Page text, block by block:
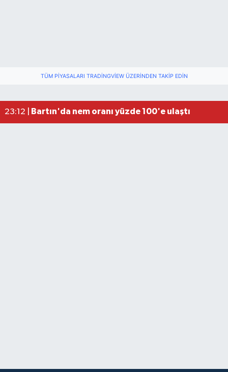
TÜM PIYASALARI TRADINGVIEW ÜZERINDEN TAKIP EDIN
23:12 |
Bartın'da nem oranı yüzde 100'e ulaştı